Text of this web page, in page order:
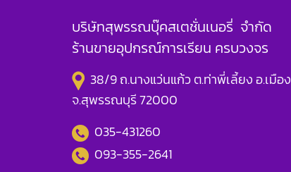
บริษัทสุพรรณบุ๊คสเตชั่นเนอรี่ จำกัด
ร้านขายอุปกรณ์การเรียน ครบวงจร
38/9 ถ.นางแว่นแก้ว ต.ท่าพี่เลี้ยง อ.เมือง
จ.สุพรรณบุรี 72000
035-431260
093-355-2641